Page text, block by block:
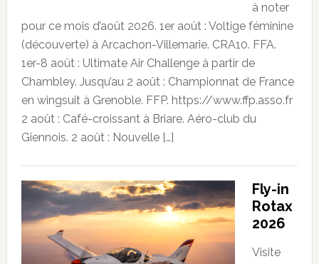
à noter
pour ce mois d’août 2026. 1er août : Voltige féminine
(découverte) à Arcachon-Villemarie. CRA10. FFA.
1er-8 août : Ultimate Air Challenge à partir de
Chambley. Jusqu’au 2 août : Championnat de France
en wingsuit à Grenoble. FFP. https://www.ffp.asso.fr
2 août : Café-croissant à Briare. Aéro-club du
Giennois. 2 août : Nouvelle […]
Fly-in
Rotax
2026
Visite